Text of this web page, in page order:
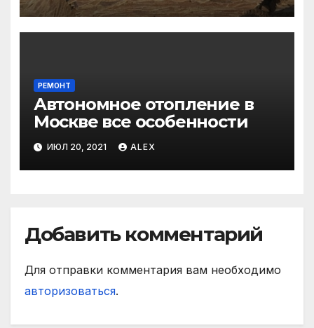
РЕМОНТ
Автономное отопление в
Москве все особенности
ИЮЛ 20, 2021 ALEX
Добавить комментарий
Для отправки комментария вам необходимо
авторизоваться.